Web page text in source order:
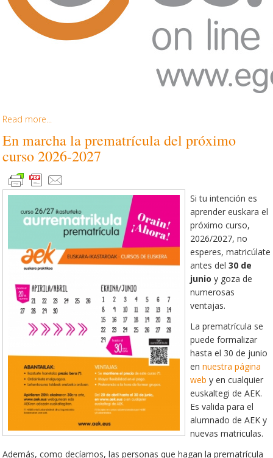
Read more...
En marcha la prematrícula del próximo
curso 2026-2027
Si tu intención es
aprender euskara el
próximo curso,
2026/2027, no
esperes, matricúlate
antes del 30 de
junio y goza de
numerosas
ventajas.
La prematrícula se
puede formalizar
hasta el 30 de junio
en nuestra página
web y en cualquier
euskaltegi de AEK.
Es valida para el
alumnado de AEK y
nuevas matriculas.
Además, como decíamos, las personas que hagan la prematrícula